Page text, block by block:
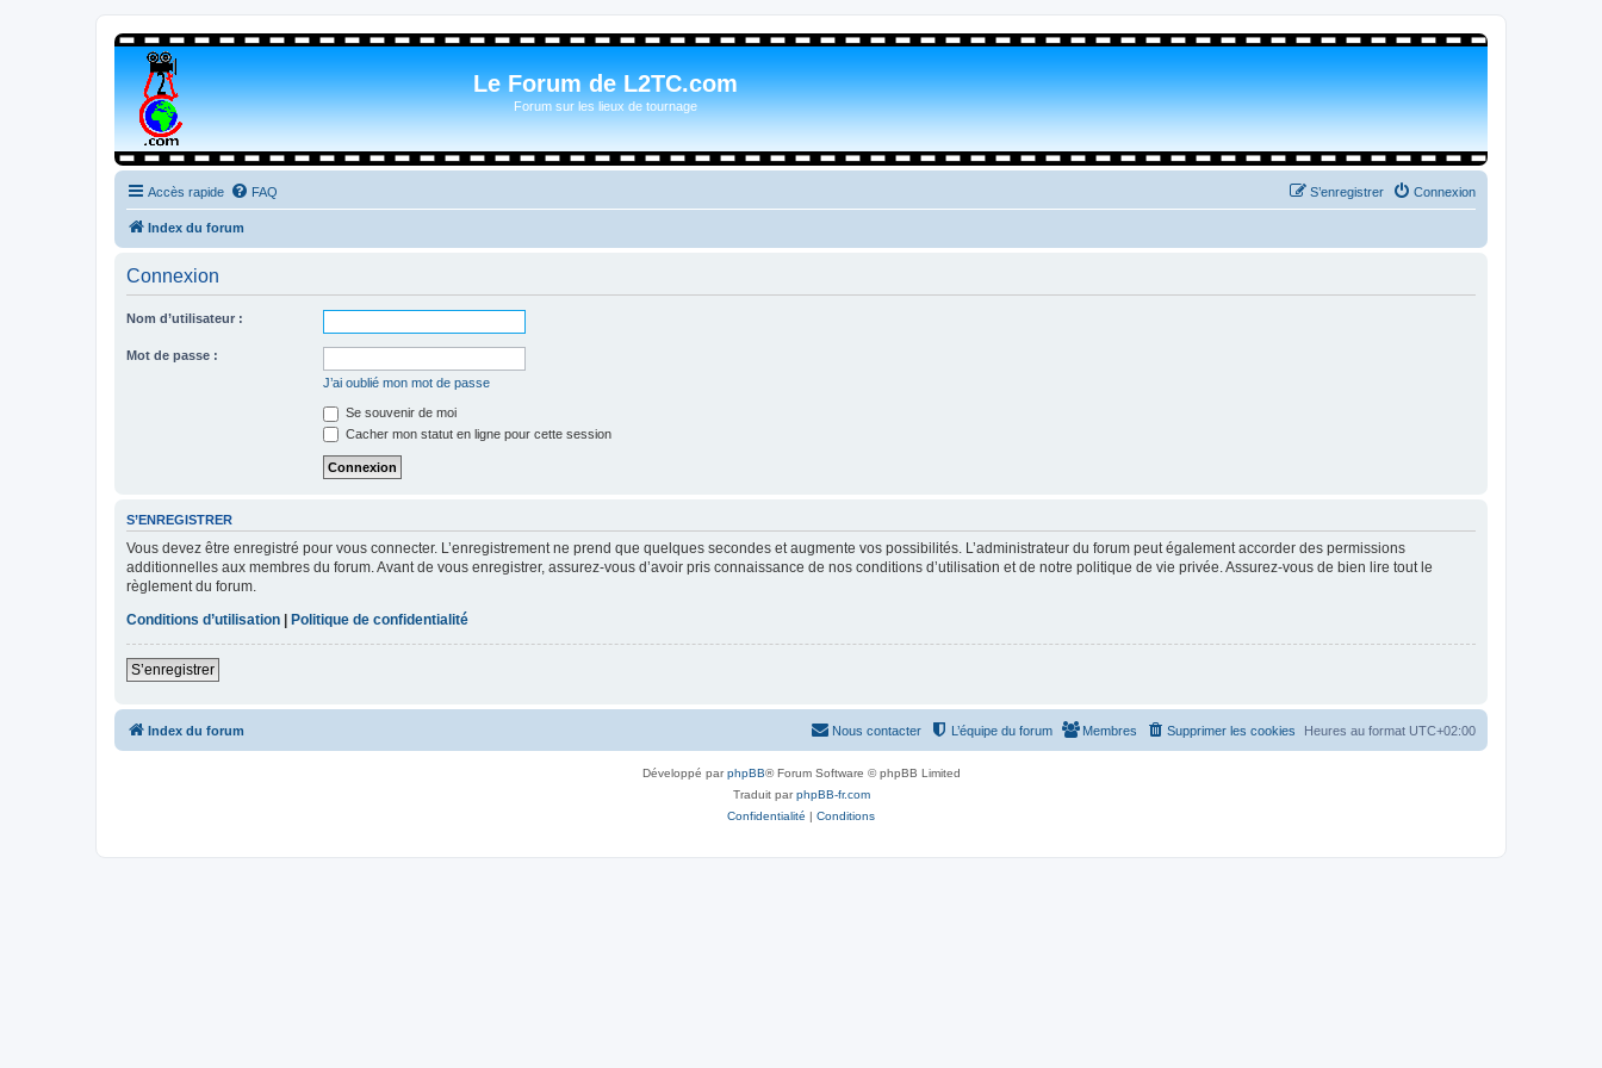
Le Forum de L2TC.com
Forum sur les lieux de tournage
Accès rapide FAQ Connexion
S’enregistrer
Index du forum
Connexion
Nom d’utilisateur :
Mot de passe :
J’ai oublié mon mot de passe
Se souvenir de moi
Cacher mon statut en ligne pour cette session
S’ENREGISTRER
Vous devez être enregistré pour vous connecter. L’enregistrement ne prend que quelques secondes et augmente vos possibilités. L’administrateur du forum peut également accorder des permissions
additionnelles aux membres du forum. Avant de vous enregistrer, assurez-vous d’avoir pris connaissance de nos conditions d’utilisation et de notre politique de vie privée. Assurez-vous de bien lire tout le
règlement du forum.
Conditions d’utilisation | Politique de confidentialité
S’enregistrer
Index du forum Heures au format UTC+02:00
Supprimer les cookies
Membres
L’équipe du forum
Nous contacter
Développé parphpBB® Forum Software © phpBB Limited
Traduit parphpBB-fr.com
Confidentialité | Conditions